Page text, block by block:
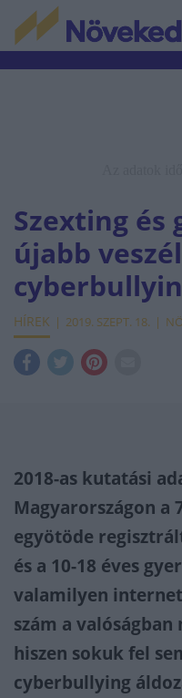
Szexting és
újabb
HÍREK 2019. SZEPT. 18.
2018-as kutatási
Magyarországon a
egyötöde
és a 10-18 éves
valamilyen
szám a
hiszen sokuk fel
cyberbullying